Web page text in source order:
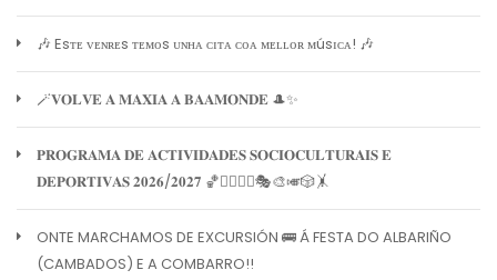
🎶 Esᴛᴇ ᴠᴇɴʀᴇs ᴛᴇᴍᴏs ᴜɴʜᴀ ᴄɪᴛᴀ ᴄᴏᴀ ᴍᴇʟʟᴏʀ ᴍúsɪᴄᴀ! 🎶
🪄𝐕𝐎𝐋𝐕𝐄 𝐀 𝐌𝐀𝐗𝐈𝐀 𝐀 𝐁𝐀𝐀𝐌𝐎𝐍𝐃𝐄 🎩✨
𝐏𝐑𝐎𝐆𝐑𝐀𝐌𝐀 𝐃𝐄 𝐀𝐂𝐓𝐈𝐕𝐈𝐃𝐀𝐃𝐄𝐒 𝐒𝐎𝐂𝐈𝐎𝐂𝐔𝐋𝐓𝐔𝐑𝐀𝐈𝐒 𝐄
𝐃𝐄𝐏𝐎𝐑𝐓𝐈𝐕𝐀𝐒 𝟐𝟎𝟐𝟔/𝟐𝟎𝟐𝟕 🏀🏊‍♀️🧘‍♀️🎭🎨🎺🎲🤸
ONTE MARCHAMOS DE EXCURSIÓN 🚌 Á FESTA DO ALBARIÑO
(CAMBADOS) E A COMBARRO!!